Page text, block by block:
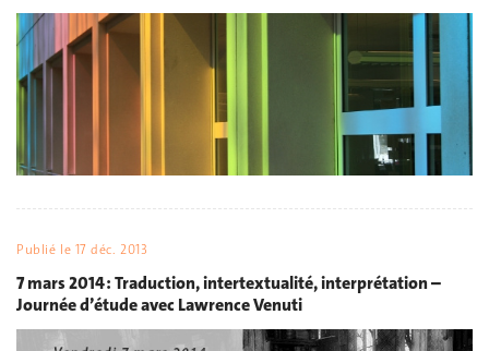
Publié le 17 déc. 2013
7 mars 2014 : Traduction, intertextualité, interprétation –
Journée d’étude avec Lawrence Venuti